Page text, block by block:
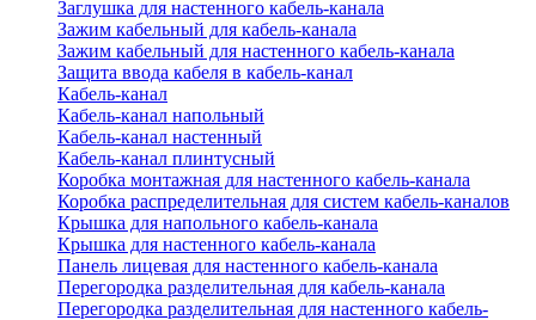
Заглушка для настенного кабель-канала
Зажим кабельный для кабель-канала
Зажим кабельный для настенного кабель-канала
Защита ввода кабеля в кабель-канал
Кабель-канал
Кабель-канал напольный
Кабель-канал настенный
Кабель-канал плинтусный
Коробка монтажная для настенного кабель-канала
Коробка распределительная для систем кабель-каналов
Крышка для напольного кабель-канала
Крышка для настенного кабель-канала
Панель лицевая для настенного кабель-канала
Перегородка разделительная для кабель-канала
Перегородка разделительная для настенного кабель-